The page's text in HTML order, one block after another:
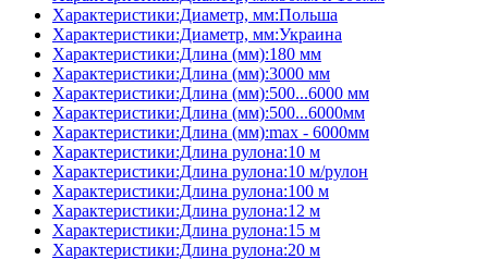
Характеристики:Диаметр, мм:Польша
Характеристики:Диаметр, мм:Украина
Характеристики:Длина (мм):180 мм
Характеристики:Длина (мм):3000 мм
Характеристики:Длина (мм):500...6000 мм
Характеристики:Длина (мм):500...6000мм
Характеристики:Длина (мм):max - 6000мм
Характеристики:Длина рулона:10 м
Характеристики:Длина рулона:10 м/рулон
Характеристики:Длина рулона:100 м
Характеристики:Длина рулона:12 м
Характеристики:Длина рулона:15 м
Характеристики:Длина рулона:20 м